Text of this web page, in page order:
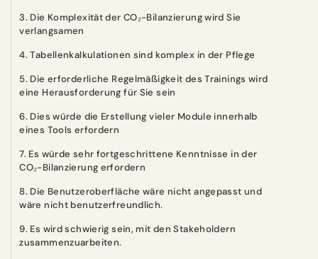
3. Die Komplexität der CO₂-Bilanzierung wird Sie
verlangsamen
4. Tabellenkalkulationen sind komplex in der Pflege
5. Die erforderliche Regelmäßigkeit des Trainings wird
eine Herausforderung für Sie sein
6. Dies würde die Erstellung vieler Module innerhalb
eines Tools erfordern
7. Es würde sehr fortgeschrittene Kenntnisse in der
CO₂-Bilanzierung erfordern
8. Die Benutzeroberfläche wäre nicht angepasst und
wäre nicht benutzerfreundlich.
9. Es wird schwierig sein, mit den Stakeholdern
zusammenzuarbeiten.